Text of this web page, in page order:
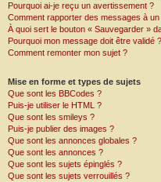
Pourquoi ai-je reçu un avertissement ?
Comment rapporter des messages à
À quoi sert le bouton « Sauvegarder »
Pourquoi mon message doit être validé ?
Comment remonter mon sujet ?
Mise en forme et types de sujets
Que sont les BBCodes ?
Puis-je utiliser le HTML ?
Que sont les smileys ?
Puis-je publier des images ?
Que sont les annonces globales ?
Que sont les annonces ?
Que sont les sujets épinglés ?
Que sont les sujets verrouillés ?